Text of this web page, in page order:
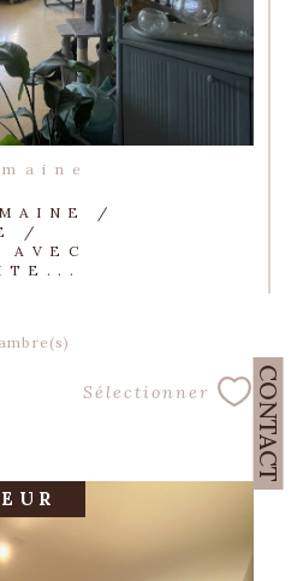
CONTACT
/
/
AVEC
Sélectionner